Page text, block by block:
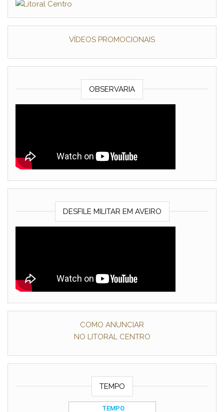
VÍDEOS PROMOCIONAIS
OBSERVARIA
DESFILE MILITAR EM AVEIRO
COMO ANUNCIAR
NO LITORAL CENTRO
TEMPO